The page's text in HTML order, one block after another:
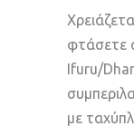
φτάσετε
Ifuru/
με